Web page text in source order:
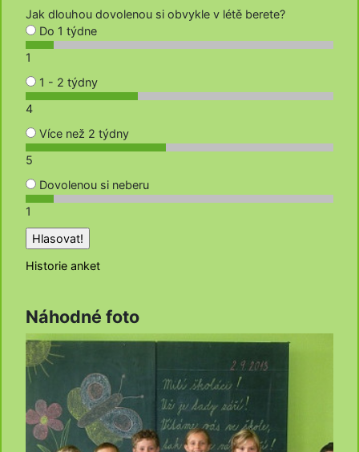
Jak dlouhou dovolenou si obvykle v létě berete?
Do 1 týdne
1
1 - 2 týdny
4
Více než 2 týdny
5
Dovolenou si neberu
1
Historie anket
Náhodné foto